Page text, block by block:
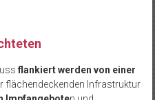
flankiert werden von einer
flächendeckenden Infrastruktur